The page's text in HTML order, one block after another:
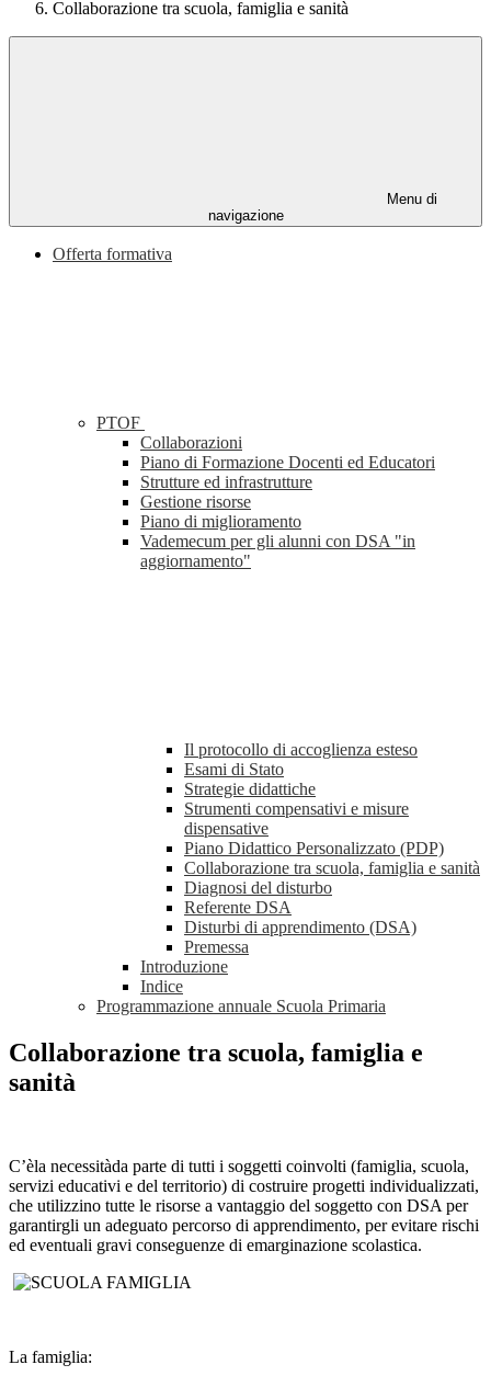
Collaborazione tra scuola, famiglia e sanità
Menu di
navigazione
Offerta formativa
PTOF
Collaborazioni
Piano di Formazione Docenti ed Educatori
Strutture ed infrastrutture
Gestione risorse
Piano di miglioramento
Vademecum per gli alunni con DSA "in
aggiornamento"
Il protocollo di accoglienza esteso
Esami di Stato
Strategie didattiche
Strumenti compensativi e misure
dispensative
Piano Didattico Personalizzato (PDP)
Collaborazione tra scuola, famiglia e sanità
Diagnosi del disturbo
Referente DSA
Disturbi di apprendimento (DSA)
Premessa
Introduzione
Indice
Programmazione annuale Scuola Primaria
Collaborazione tra scuola, famiglia e
sanità
C’èla necessitàda parte di tutti i soggetti coinvolti (famiglia, scuola,
servizi educativi e del territorio) di costruire progetti individualizzati,
che utilizzino tutte le risorse a vantaggio del soggetto con DSA per
garantirgli un adeguato percorso di apprendimento, per evitare rischi
ed eventuali gravi conseguenze di emarginazione scolastica.
La famiglia: